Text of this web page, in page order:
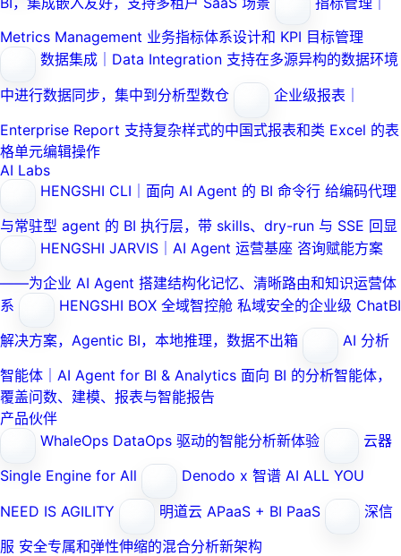
Metrics Management 业务指标体系设计和 KPI 目标管理
数据集成｜Data Integration 支持在多源异构的数据环境
中进行数据同步，集中到分析型数仓
企业级报表｜
Enterprise Report 支持复杂样式的中国式报表和类 Excel 的表
格单元编辑操作
AI Labs
HENGSHI CLI｜面向 AI Agent 的 BI 命令行 给编码代理
与常驻型 agent 的 BI 执行层，带 skills、dry-run 与 SSE 回显
HENGSHI JARVIS｜AI Agent 运营基座 咨询赋能方案
——为企业 AI Agent 搭建结构化记忆、清晰路由和知识运营体
系
HENGSHI BOX 全域智控舱 私域安全的企业级 ChatBI
解决方案，Agentic BI，本地推理，数据不出箱
AI 分析
智能体｜AI Agent for BI & Analytics 面向 BI 的分析智能体，
覆盖问数、建模、报表与智能报告
产品伙伴
WhaleOps DataOps 驱动的智能分析新体验
云器
Single Engine for All
Denodo x 智谱 AI ALL YOU
NEED IS AGILITY
明道云 APaaS + BI PaaS
深信
服 安全专属和弹性伸缩的混合分析新架构